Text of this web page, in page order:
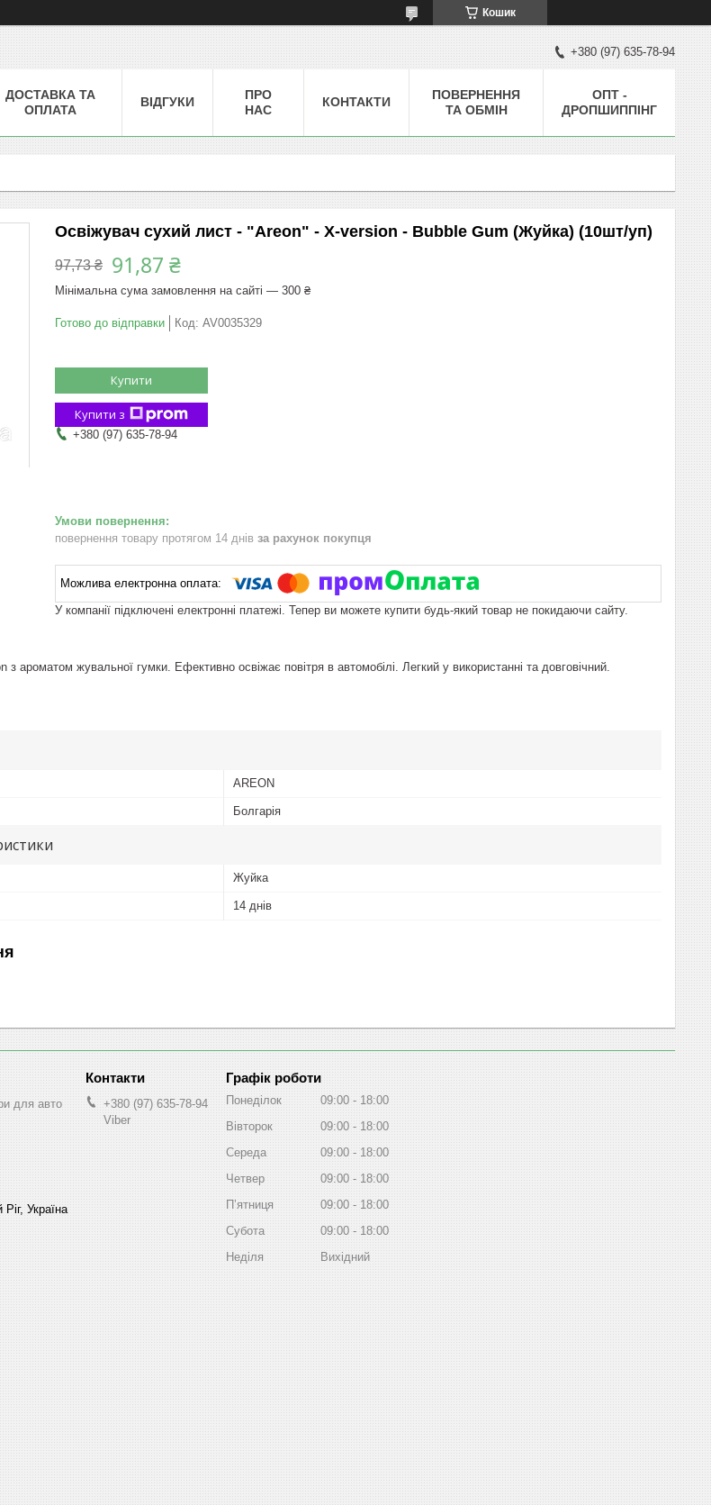
Кошик
+380 (97) 635-78-94
ДОСТАВКА ТА
ОПЛАТА
ВІДГУКИ
ПРО
НАС
КОНТАКТИ
ПОВЕРНЕННЯ
ТА ОБМІН
ОПТ -
ДРОПШИППІНГ
Освіжувач сухий лист - "Areon" - X-version - Bubble Gum (Жуйка) (10шт/уп)
97,73 ₴ 91,87 ₴
Мінімальна сума замовлення на сайті — 300 ₴
Готово до відправки Код: AV0035329
Купити
Купити з
+380 (97) 635-78-94
повернення товару протягом 14 днів за рахунок покупця
У компанії підключені електронні платежі. Тепер ви можете купити будь-який товар не покидаючи сайту.
ароматом жувальної гумки. Ефективно освіжає повітря в автомобілі. Легкий у використанні та довговічний.
AREON
Болгарія
Жуйка
14 днів
для авто
Україна
+380 (97) 635-78-94
Viber
Графік роботи
Понеділок 09:00
18:00
Вівторок
09:00
18:00
Середа
09:00
18:00
Четвер
09:00
18:00
Пʼятниця
09:00
18:00
Субота
09:00
18:00
Неділя
Вихідний